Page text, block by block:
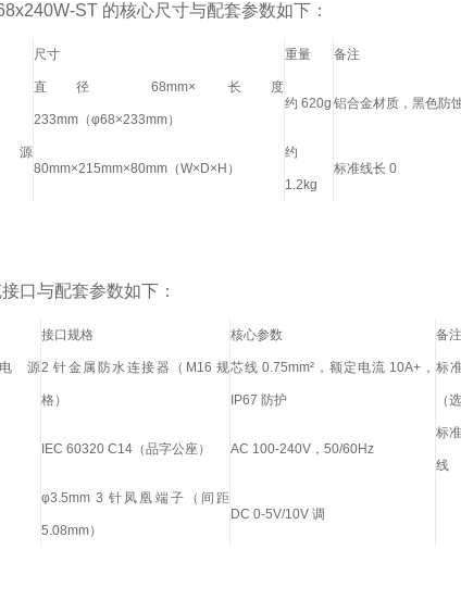
ST 的核心尺寸与配套参数如下：
尺寸 重量 备注
直径 68mm× 长度
233mm（φ68×233mm）
约 620g 铝合金材质，黑色防
80mm×215mm×80mm（W×D×H）
约
1.2kg
标准线长 0
口与配套参数如下：
接口规格 核心参数 备注
源2 针金属防水连接器（M16 规
格）
芯线 0.75mm²，额定电流 10A+，
IP67 防护
标
（
IEC 60320 C14（品字公座） AC 100‑240V，50/60Hz
标
线
φ3.5mm 3 针凤凰端子（间距
5.08mm）
DC 0‑5V/10V 调